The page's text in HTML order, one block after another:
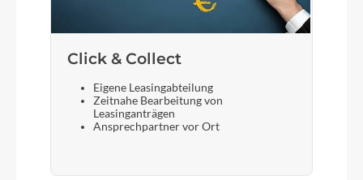
Click & Collect
Eigene Leasingabteilung
Zeitnahe Bearbeitung von
Leasinganträgen
Ansprechpartner vor Ort